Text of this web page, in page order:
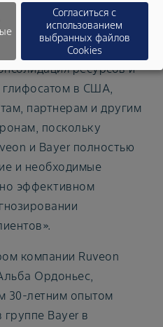
Ruveon
стандартам работы
ресурсов и
глифосатом в США,
партнерам и другим
поскольку
и Bayer полностью
и необходимые
эффективном
компании Ruveon
Ордоньес,
30-летним опытом
Bayer в
Согласиться с
использованием
выбранных файлов
Cookies